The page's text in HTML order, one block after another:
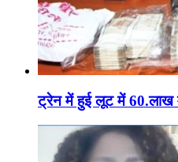
ट्रेन में हुई लूट में 60.लाख